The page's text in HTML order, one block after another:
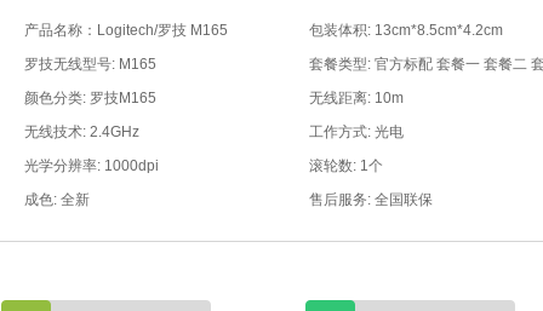
产品名称：Logitech/罗技 M165
包装体积: 13cm*8.5cm*4.2cm
罗技无线型号: M165
颜色分类: 罗技M165
无线距离: 10m
无线技术: 2.4GHz
工作方式: 光电
光学分辨率: 1000dpi
滚轮数: 1个
成色: 全新
售后服务: 全国联保